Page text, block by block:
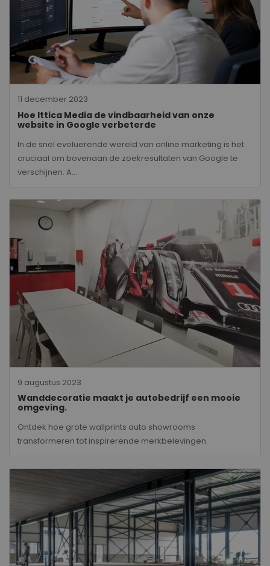
11 december 2023
Hoe Ittica Media de vindbaarheid van onze
website in Google verbeterde
In de snel evoluerende wereld van online marketing is het
cruciaal om bovenaan de zoekresultaten van Google te
verschijnen. A...
9 augustus 2023
Wanddecoratie maakt je autobedrijf een mooie
omgeving.
Ontdek hoe grote wallprints auto showrooms
transformeren tot inspirerende merkbelevingen.